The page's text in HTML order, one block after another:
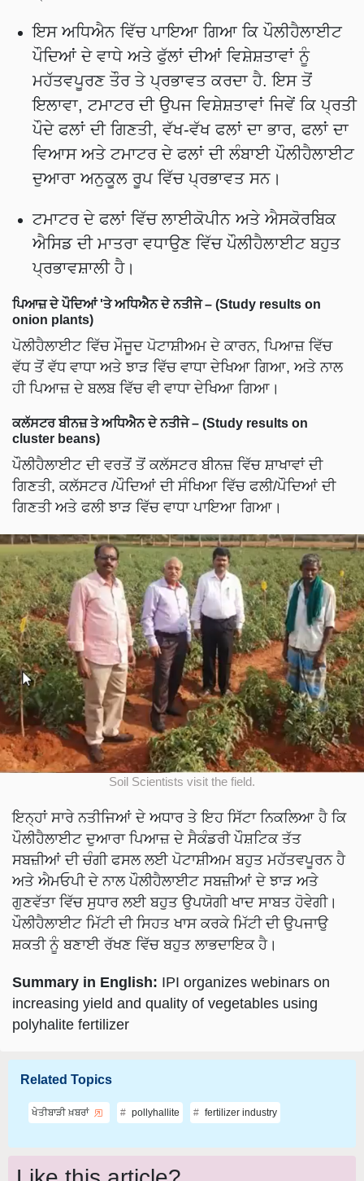
ਇਸ ਅਧਿਐਨ ਵਿੱਚ ਪਾਇਆ ਗਿਆ ਕਿ ਪੌਲੀਹੈਲਾਈਟ
ਪੌਦਿਆਂ ਦੇ ਵਾਧੇ ਅਤੇ ਫੁੱਲਾਂ ਦੀਆਂ ਵਿਸ਼ੇਸ਼ਤਾਵਾਂ ਨੂੰ
ਮਹੱਤਵਪੂਰਣ ਤੌਰ ਤੇ ਪ੍ਰਭਾਵਤ ਕਰਦਾ ਹੈ. ਇਸ ਤੋਂ
ਇਲਾਵਾ, ਟਮਾਟਰ ਦੀ ਉਪਜ ਵਿਸ਼ੇਸ਼ਤਾਵਾਂ ਜਿਵੇਂ ਕਿ ਪ੍ਰਤੀ
ਪੌਦੇ ਫਲਾਂ ਦੀ ਗਿਣਤੀ, ਵੱਖ-ਵੱਖ ਫਲਾਂ ਦਾ ਭਾਰ, ਫਲਾਂ ਦਾ
ਵਿਆਸ ਅਤੇ ਟਮਾਟਰ ਦੇ ਫਲਾਂ ਦੀ ਲੰਬਾਈ ਪੌਲੀਹੈਲਾਈਟ
ਦੁਆਰਾ ਅਨੁਕੂਲ ਰੂਪ ਵਿੱਚ ਪ੍ਰਭਾਵਤ ਸਨ।
ਟਮਾਟਰ ਦੇ ਫਲਾਂ ਵਿੱਚ ਲਾਈਕੋਪੀਨ ਅਤੇ ਐਸਕੋਰਬਿਕ
ਐਸਿਡ ਦੀ ਮਾਤਰਾ ਵਧਾਉਣ ਵਿੱਚ ਪੌਲੀਹੈਲਾਈਟ ਬਹੁਤ
ਪ੍ਰਭਾਵਸ਼ਾਲੀ ਹੈ।
ਪਿਆਜ਼ ਦੇ ਪੌਦਿਆਂ 'ਤੇ ਅਧਿਐਨ ਦੇ ਨਤੀਜੇ – (Study results on
onion plants)
ਪੋਲੀਹੈਲਾਈਟ ਵਿੱਚ ਮੌਜੂਦ ਪੋਟਾਸ਼ੀਅਮ ਦੇ ਕਾਰਨ, ਪਿਆਜ਼ ਵਿੱਚ
ਵੱਧ ਤੋਂ ਵੱਧ ਵਾਧਾ ਅਤੇ ਝਾੜ ਵਿੱਚ ਵਾਧਾ ਦੇਖਿਆ ਗਿਆ, ਅਤੇ ਨਾਲ
ਹੀ ਪਿਆਜ਼ ਦੇ ਬਲਬ ਵਿੱਚ ਵੀ ਵਾਧਾ ਦੇਖਿਆ ਗਿਆ।
ਕਲੱਸਟਰ ਬੀਨਜ਼ ਤੇ ਅਧਿਐਨ ਦੇ ਨਤੀਜੇ – (Study results on
cluster beans)
ਪੌਲੀਹੈਲਾਈਟ ਦੀ ਵਰਤੋਂ ਤੋਂ ਕਲੱਸਟਰ ਬੀਨਜ਼ ਵਿੱਚ ਸ਼ਾਖਾਵਾਂ ਦੀ
ਗਿਣਤੀ, ਕਲੱਸਟਰ /ਪੌਦਿਆਂ ਦੀ ਸੰਖਿਆ ਵਿੱਚ ਫਲੀ/ਪੌਦਿਆਂ ਦੀ
ਗਿਣਤੀ ਅਤੇ ਫਲੀ ਝਾੜ ਵਿੱਚ ਵਾਧਾ ਪਾਇਆ ਗਿਆ।
Soil Scientists visit the field.
ਇਨ੍ਹਾਂ ਸਾਰੇ ਨਤੀਜਿਆਂ ਦੇ ਅਧਾਰ ਤੇ ਇਹ ਸਿੱਟਾ ਨਿਕਲਿਆ ਹੈ ਕਿ
ਪੌਲੀਹੈਲਾਈਟ ਦੁਆਰਾ ਪਿਆਜ਼ ਦੇ ਸੈਕੰਡਰੀ ਪੌਸ਼ਟਿਕ ਤੱਤ
ਸਬਜ਼ੀਆਂ ਦੀ ਚੰਗੀ ਫਸਲ ਲਈ ਪੋਟਾਸ਼ੀਅਮ ਬਹੁਤ ਮਹੱਤਵਪੂਰਨ ਹੈ
ਅਤੇ ਐਮਓਪੀ ਦੇ ਨਾਲ ਪੌਲੀਹੈਲਾਈਟ ਸਬਜ਼ੀਆਂ ਦੇ ਝਾੜ ਅਤੇ
ਗੁਣਵੱਤਾ ਵਿੱਚ ਸੁਧਾਰ ਲਈ ਬਹੁਤ ਉਪਯੋਗੀ ਖਾਦ ਸਾਬਤ ਹੋਵੇਗੀ।
ਪੌਲੀਹੈਲਾਈਟ ਮਿੱਟੀ ਦੀ ਸਿਹਤ ਖਾਸ ਕਰਕੇ ਮਿੱਟੀ ਦੀ ਉਪਜਾਉ
ਸ਼ਕਤੀ ਨੂੰ ਬਣਾਈ ਰੱਖਣ ਵਿੱਚ ਬਹੁਤ ਲਾਭਦਾਇਕ ਹੈ।
Summary in English: IPI organizes webinars on
increasing yield and quality of vegetables using
polyhalite fertilizer
Related Topics
ਖੇਤੀਬਾੜੀ ਖ਼ਬਰਾਂ pollyhallite fertilizer industry